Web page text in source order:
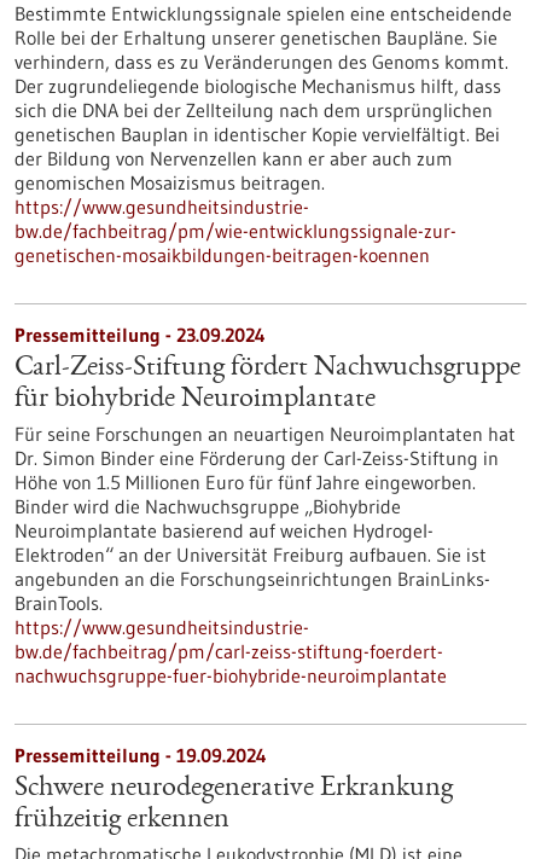
Bestimmte Entwicklungssignale spielen eine entscheidende
Rolle bei der Erhaltung unserer genetischen Baupläne. Sie
verhindern, dass es zu Veränderungen des Genoms kommt.
Der zugrundeliegende biologische Mechanismus hilft, dass
sich die DNA bei der Zellteilung nach dem ursprünglichen
genetischen Bauplan in identischer Kopie vervielfältigt. Bei
der Bildung von Nervenzellen kann er aber auch zum
genomischen Mosaizismus beitragen.
https://www.gesundheitsindustrie-
bw.de/fachbeitrag/pm/wie-entwicklungssignale-zur-
genetischen-mosaikbildungen-beitragen-koennen
Pressemitteilung - 23.09.2024
Carl-Zeiss-Stiftung fördert Nachwuchsgruppe
für biohybride Neuroimplantate
Für seine Forschungen an neuartigen Neuroimplantaten hat
Dr. Simon Binder eine Förderung der Carl-Zeiss-Stiftung in
Höhe von 1.5 Millionen Euro für fünf Jahre eingeworben.
Binder wird die Nachwuchsgruppe „Biohybride
Neuroimplantate basierend auf weichen Hydrogel-
Elektroden“ an der Universität Freiburg aufbauen. Sie ist
angebunden an die Forschungseinrichtungen BrainLinks-
BrainTools.
https://www.gesundheitsindustrie-
bw.de/fachbeitrag/pm/carl-zeiss-stiftung-foerdert-
nachwuchsgruppe-fuer-biohybride-neuroimplantate
Pressemitteilung - 19.09.2024
Schwere neurodegenerative Erkrankung
frühzeitig erkennen
Die metachromatische Leukodystrophie (MLD) ist eine